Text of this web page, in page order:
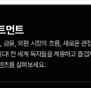
금융, 외환 시장의 흐름, 새로운 관
! 전 세계 독자들을 계몽하고 즐겁
츠를 살펴보세요.